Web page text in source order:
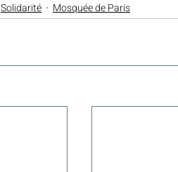
Solidarité Mosquée de Paris